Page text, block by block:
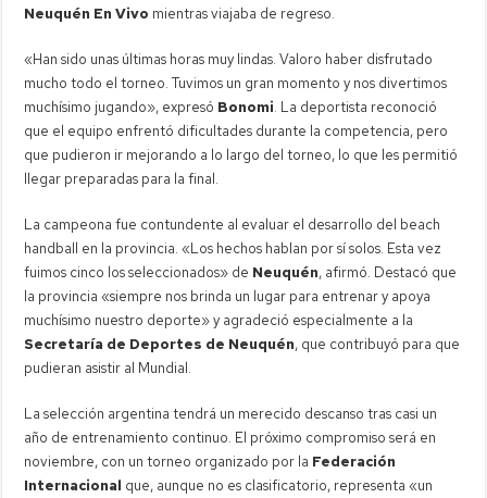
Neuquén En Vivo mientras viajaba de regreso.
«Han sido unas últimas horas muy lindas. Valoro haber disfrutado
mucho todo el torneo. Tuvimos un gran momento y nos divertimos
muchísimo jugando», expresó Bonomi. La deportista reconoció
que el equipo enfrentó dificultades durante la competencia, pero
que pudieron ir mejorando a lo largo del torneo, lo que les permitió
llegar preparadas para la final.
La campeona fue contundente al evaluar el desarrollo del beach
handball en la provincia. «Los hechos hablan por sí solos. Esta vez
fuimos cinco los seleccionados» de Neuquén, afirmó. Destacó que
la provincia «siempre nos brinda un lugar para entrenar y apoya
muchísimo nuestro deporte» y agradeció especialmente a la
Secretaría de Deportes de Neuquén, que contribuyó para que
pudieran asistir al Mundial.
La selección argentina tendrá un merecido descanso tras casi un
año de entrenamiento continuo. El próximo compromiso será en
noviembre, con un torneo organizado por la Federación
Internacional que, aunque no es clasificatorio, representa «un